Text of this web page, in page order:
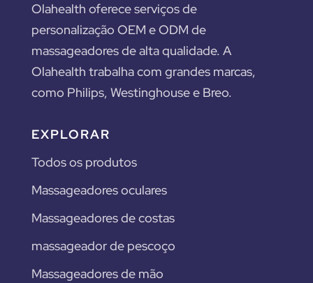
Olahealth oferece serviços de
personalização OEM e ODM de
massageadores de alta qualidade. A
Olahealth trabalha com grandes marcas,
como Philips, Westinghouse e Breo.
EXPLORAR
Todos os produtos
Massageadores oculares
Massageadores de costas
massageador de pescoço
Massageadores de mão